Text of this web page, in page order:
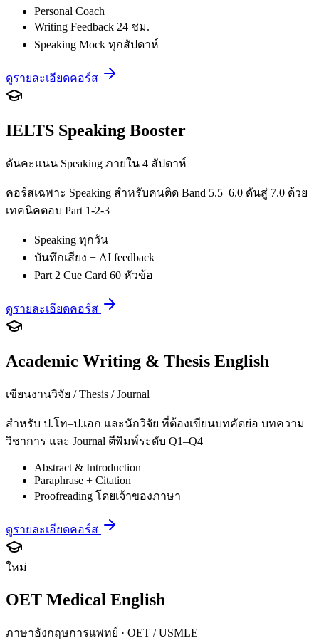
Personal Coach
Writing Feedback 24 ชม.
Speaking Mock ทุกสัปดาห์
ดูรายละเอียดคอร์ส
IELTS Speaking Booster
ดันคะแนน Speaking ภายใน 4 สัปดาห์
คอร์สเฉพาะ Speaking สำหรับคนติด Band 5.5–6.0 ดันสู่ 7.0 ด้วย
เทคนิคตอบ Part 1-2-3
Speaking ทุกวัน
บันทึกเสียง + AI feedback
Part 2 Cue Card 60 หัวข้อ
ดูรายละเอียดคอร์ส
Academic Writing & Thesis English
เขียนงานวิจัย / Thesis / Journal
สำหรับ ป.โท–ป.เอก และนักวิจัย ที่ต้องเขียนบทคัดย่อ บทความ
วิชาการ และ Journal ตีพิมพ์ระดับ Q1–Q4
Abstract & Introduction
Paraphrase + Citation
Proofreading โดยเจ้าของภาษา
ดูรายละเอียดคอร์ส
ใหม่
OET Medical English
ภาษาอังกฤษการแพทย์ · OET / USMLE